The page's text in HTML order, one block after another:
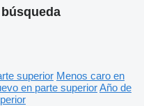
superior Menos caro en
en parte superiorAño de